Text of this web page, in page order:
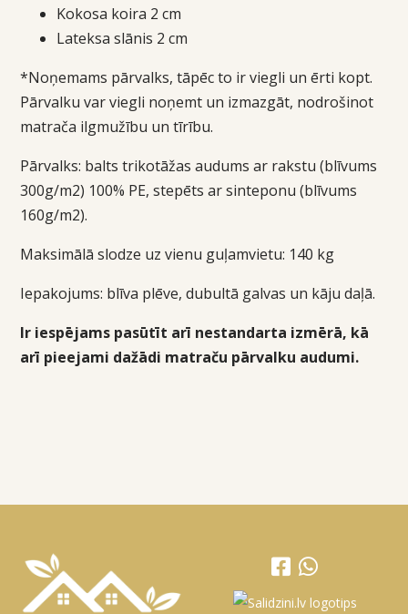
Kokosa koira 2 cm
Lateksa slānis 2 cm
*Noņemams pārvalks, tāpēc to ir viegli un ērti kopt.
Pārvalku var viegli noņemt un izmazgāt, nodrošinot
matrača ilgmužību un tīrību.
Pārvalks: balts trikotāžas audums ar rakstu (blīvums
300g/m2) 100% PE, stepēts ar sinteponu (blīvums
160g/m2).
Maksimālā slodze uz vienu guļamvietu: 140 kg
Iepakojums: blīva plēve, dubultā galvas un kāju daļā.
Ir iespējams pasūtīt arī nestandarta izmērā, kā
arī pieejami dažādi matraču pārvalku audumi.